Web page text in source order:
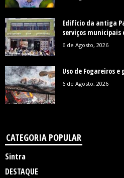
Edifício da antiga
serviços municipais
6 de Agosto, 2026
Uso de Fogareiros
6 de Agosto, 2026
CATEGORIA POPULAR
Sintra
DESTAQUE